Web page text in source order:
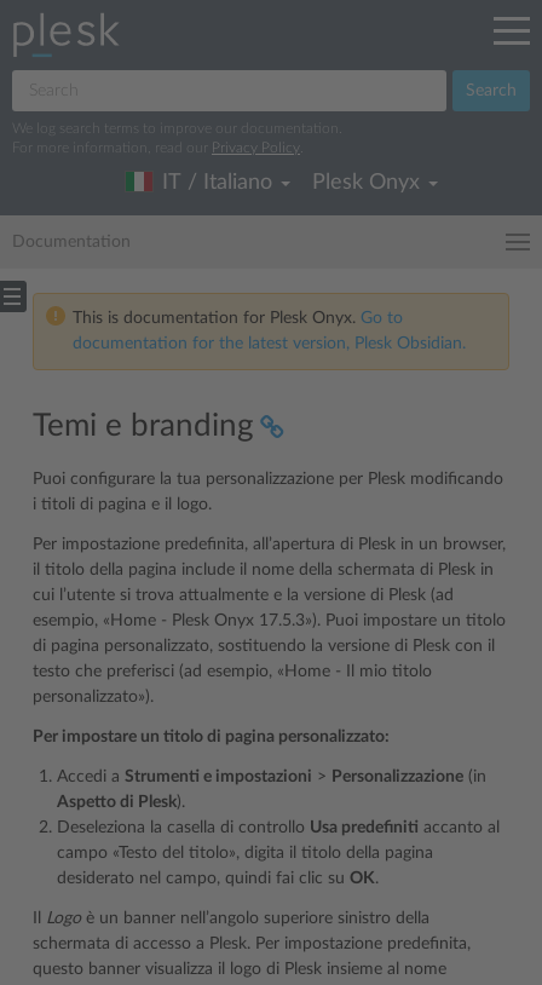
Search
We log search terms to improve our documentation.
For more information, read our
Privacy Policy
IT / Italiano Plesk Onyx
Documentation
This is documentation for Plesk Onyx. Go to
documentation for the latest version, Plesk Obsidian.
Temi e branding
Puoi configurare la tua personalizzazione per Plesk modificando
i titoli di pagina e il logo.
Per impostazione predefinita, all’apertura di Plesk in un browser,
il titolo della pagina include il nome della schermata di Plesk in
cui l’utente si trova attualmente e la versione di Plesk (ad
esempio, «Home - Plesk Onyx 17.5.3»). Puoi impostare un titolo
di pagina personalizzato, sostituendo la versione di Plesk con il
testo che preferisci (ad esempio, «Home - Il mio titolo
personalizzato»).
Per impostare un titolo di pagina personalizzato:
Accedi a Strumenti e impostazioni > Personalizzazione (in
Aspetto di Plesk).
Deseleziona la casella di controllo Usa predefiniti accanto al
campo «Testo del titolo», digita il titolo della pagina
desiderato nel campo, quindi fai clic su OK.
Logoè un banner nell’angolo superiore sinistro della
schermata di accesso a Plesk. Per impostazione predefinita,
questo banner visualizza il logo di Plesk insieme al nome